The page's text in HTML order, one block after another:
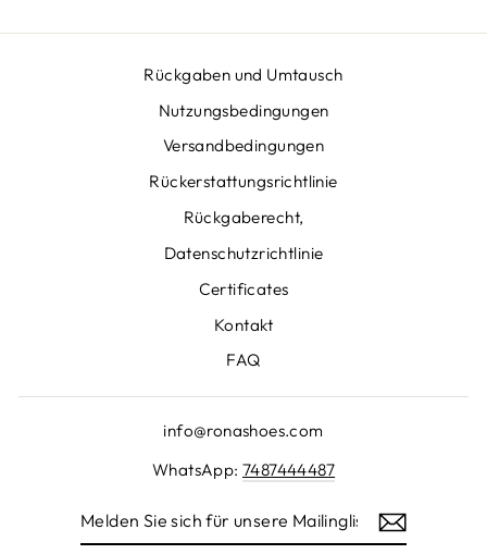
Rückgaben und Umtausch
Nutzungsbedingungen
Versandbedingungen
Rückerstattungsrichtlinie
Rückgaberecht,
Datenschutzrichtlinie
Certificates
Kontakt
FAQ
info@ronashoes.com
WhatsApp: 7487444487